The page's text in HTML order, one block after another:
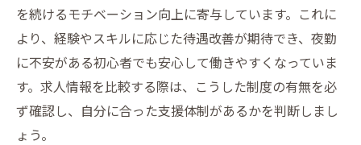
を続けるモチベーション向上に寄与しています。これに
より、経験やスキルに応じた待遇改善が期待でき、夜勤
に不安がある初心者でも安心して働きやすくなっていま
す。求人情報を比較する際は、こうした制度の有無を必
ず確認し、自分に合った支援体制があるかを判断しまし
ょう。